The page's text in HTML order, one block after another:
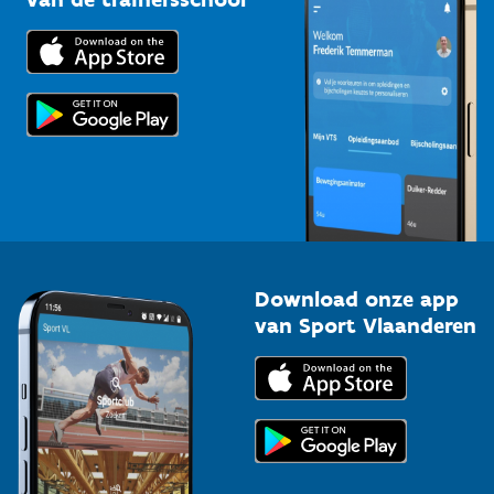
Trainers en begeleiders
Topsporters
Downloads
Voor de pers
Download onze app
van Sport Vlaanderen